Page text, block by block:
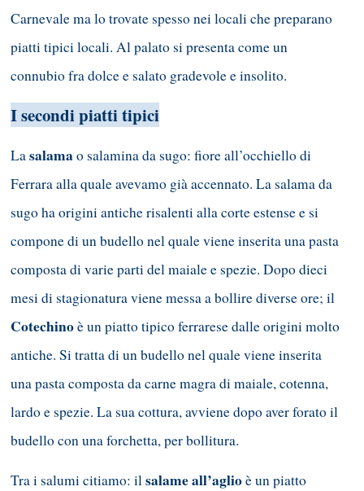
Carnevale ma lo trovate spesso nei locali che preparano
piatti tipici locali. Al palato si presenta come un
connubio fra dolce e salato gradevole e insolito.
I secondi piatti tipici
Lasalamao salamina da sugo: fiore all’occhiello di
Ferrara alla quale avevamo già accennato. La salama da
sugo ha origini antiche risalenti alla corte estense e si
compone di un budello nel quale viene inserita una pasta
composta di varie parti del maiale e spezie. Dopo dieci
mesi di stagionatura viene messa a bollire diverse ore; il
Cotechinoè un piatto tipico ferrarese dalle origini molto
antiche. Si tratta di un budello nel quale viene inserita
una pasta composta da carne magra di maiale, cotenna,
lardo e spezie. La sua cottura, avviene dopo aver forato il
budello con una forchetta, per bollitura.
Tra i salumi citiamo: ilsalame all’aglioè un piatto